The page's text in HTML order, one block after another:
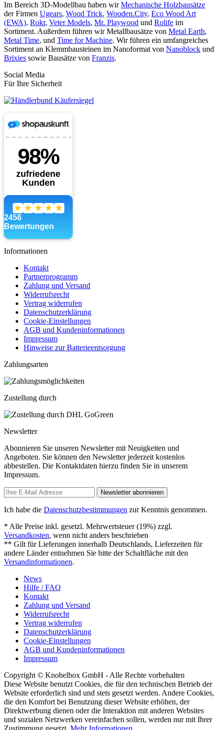
Im Bereich 3D-Modellbau haben wirMechanische Holzbausätze
der Firmen Ugears, Wood Trick, Wooden.City, Eco Wood Art
(EWA), Rokr, Veter Models, Mr. Playwood und Rolife im
Sortiment. Außerdem führen wir Metallbausätze von Metal Earth,
Metal Time, und Time for Machine. Wir führen ein umfangreiches
Sortiment an Klemmbausteinen im Nanoformat von Nanoblock und
Brixies sowie Bausätze von Franzis.
Social Media
Für Ihre Sicherheit
Informationen
Kontakt
Partnerprogramm
Zahlung und Versand
Widerrufsrecht
Vertrag widerrufen
Datenschutzerklärung
Cookie-Einstellungen
AGB und Kundeninformationen
Impressum
Hinweise zur Batterieentsorgung
Zahlungsarten
Zustellung durch
Newsletter
Abonnieren Sie unseren Newsletter mit Neuigkeiten und
Angeboten. Sie können den Newsletter jederzeit kostenlos
abbestellen. Die Kontaktdaten hierzu finden Sie in unserem
Impressum.
Newsletter abonnieren
Ich habe die Datenschutzbestimmungen zur Kenntnis genommen.
* Alle Preise inkl. gesetzl. Mehrwertsteuer (19%) zzgl.
Versandkosten, wenn nicht anders beschrieben
** Gilt für Lieferungen innerhalb Deutschlands, Lieferzeiten für
andere Länder entnehmen Sie bitte der Schaltfläche mit den
Versandinformationen.
News
Hilfe / FAQ
Kontakt
Zahlung und Versand
Widerrufsrecht
Vertrag widerrufen
Datenschutzerklärung
Cookie-Einstellungen
AGB und Kundeninformationen
Impressum
Copyright © Knobelbox GmbH - Alle Rechte vorbehalten
Diese Website benutzt Cookies, die für den technischen Betrieb der
Website erforderlich sind und stets gesetzt werden. Andere Cookies,
die den Komfort bei Benutzung dieser Website erhöhen, der
Direktwerbung dienen oder die Interaktion mit anderen Websites
und sozialen Netzwerken vereinfachen sollen, werden nur mit Ihrer
Zustimmung gesetzt. Mehr Informationen